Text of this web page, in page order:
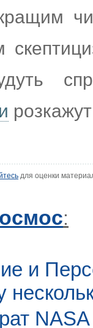
для оценки
:
и